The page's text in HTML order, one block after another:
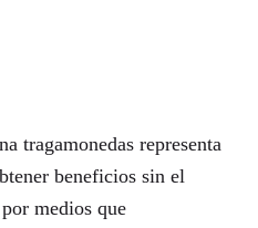
tragamonedas representa
beneficios sin el
medios que